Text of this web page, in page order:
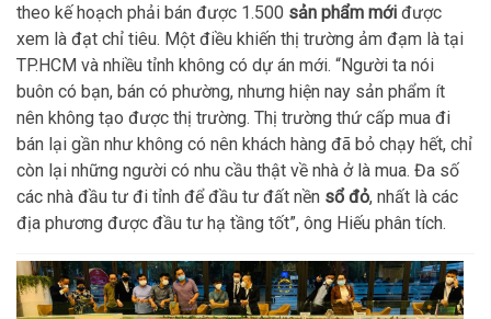
theo kế hoạch phải bán được 1.500 sản phẩm mới được
xem là đạt chỉ tiêu. Một điều khiến thị trường ảm đạm là tại
TP.HCM và nhiều tỉnh không có dự án mới. “Người ta nói
buôn có bạn, bán có phường, nhưng hiện nay sản phẩm ít
nên không tạo được thị trường. Thị trường thứ cấp mua đi
bán lại gần như không có nên khách hàng đã bỏ chạy hết, chỉ
còn lại những người có nhu cầu thật về nhà ở là mua. Đa số
các nhà đầu tư đi tỉnh để đầu tư đất nền sổ đỏ, nhất là các
địa phương được đầu tư hạ tầng tốt”, ông Hiếu phân tích.